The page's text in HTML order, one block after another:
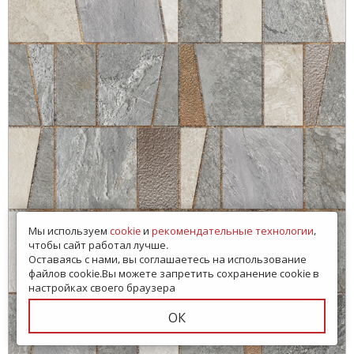
Мы используем cookieи рекомендательные технологии,
чтобы сайт работал лучше.
Оставаясь с нами, вы соглашаетесь на использование
файлов cookie.Вы можете запретить сохранение cookie в
настройках своего браузера
ОК